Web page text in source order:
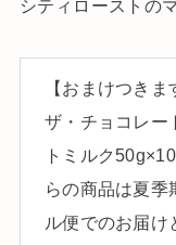
シティローストの
【おまけつき
ザ・チョコレー
トミルク
らの商品は夏季
ル便でのお届け